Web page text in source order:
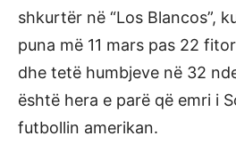
shkurtër në “Los Blancos”,
puna më 11 mars pas 22
dhe tetë humbjeve në 32
është hera e parë që emri i
futbollin amerikan.